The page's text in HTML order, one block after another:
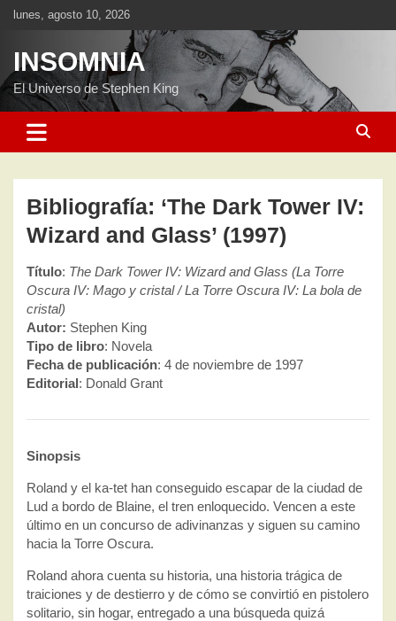
Saltarlunes, agosto 10, 2026
INSOMNIA
El Universo de Stephen King
Bibliografía: ‘The Dark Tower IV:
Wizard and Glass’ (1997)
Título: The Dark Tower IV: Wizard and Glass (La Torre
Oscura IV: Mago y cristal / La Torre Oscura IV: La bola de
cristal)
Autor: Stephen King
Tipo de libro: Novela
Fecha de publicación: 4 de noviembre de 1997
Editorial: Donald Grant
Sinopsis
Roland y el ka-tet han conseguido escapar de la ciudad de
Lud a bordo de Blaine, el tren enloquecido. Vencen a este
último en un concurso de adivinanzas y siguen su camino
hacia la Torre Oscura.
Roland ahora cuenta su historia, una historia trágica de
traiciones y de destierro y de cómo se convirtió en pistolero
solitario, sin hogar, entregado a una búsqueda quizá